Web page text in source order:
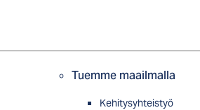
Tuemme maailmalla
Kehitysyhteistyö